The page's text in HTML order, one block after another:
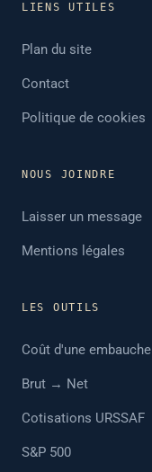
LIENS UTILES
Plan du site
Contact
Politique de cookies
NOUS JOINDRE
Laisser un message
Mentions légales
LES OUTILS
Coût d'une embauche
Brut → Net
Cotisations URSSAF
S&P 500